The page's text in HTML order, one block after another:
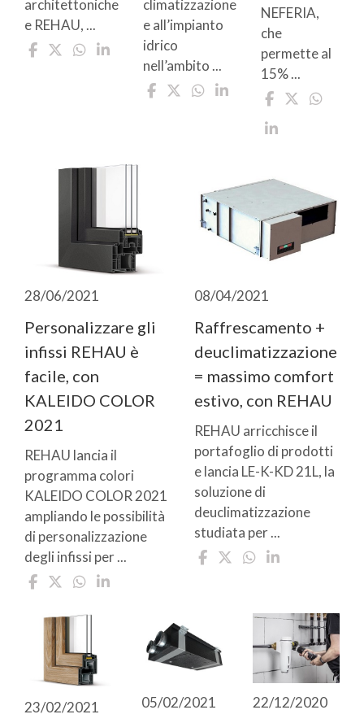
architettoniche
e REHAU, ...
climatizzazione
e all’impianto
idrico
nell’ambito ...
NEFERIA,
che
permette al
15% ...
28/06/2021
Personalizzare gli
infissi REHAU è
facile, con
KALEIDO COLOR
2021
REHAU lancia il
programma colori
KALEIDO COLOR 2021
ampliando le possibilità
di personalizzazione
degli infissi per ...
08/04/2021
Raffrescamento +
deuclimatizzazione
= massimo comfort
estivo, con REHAU
REHAU arricchisce il
portafoglio di prodotti
e lancia LE-K-KD 21L, la
soluzione di
deuclimatizzazione
studiata per ...
23/02/2021 05/02/2021 22/12/2020